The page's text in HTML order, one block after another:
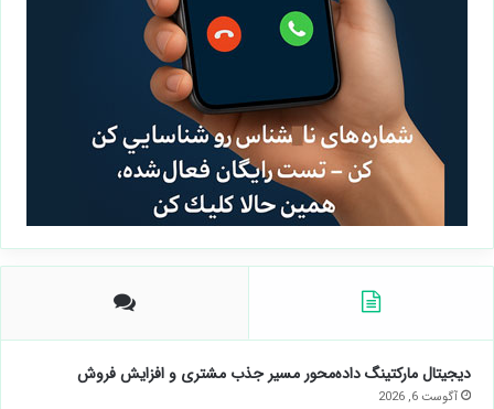
دیجیتال مارکتینگ داده‌محور مسیر جذب مشتری و افزایش فروش
آگوست 6, 2026